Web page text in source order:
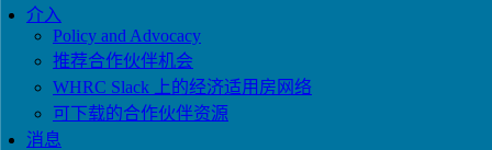
介入
Policy and Advocacy
推荐合作伙伴机会
WHRC Slack 上的经济适用房网络
可下载的合作伙伴资源
消息